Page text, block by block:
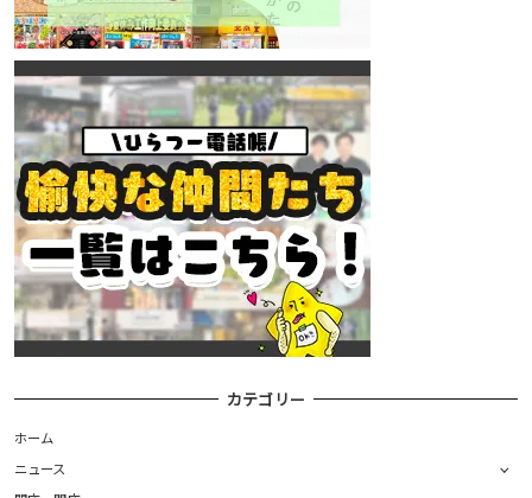
カテゴリー
ホーム
ニュース